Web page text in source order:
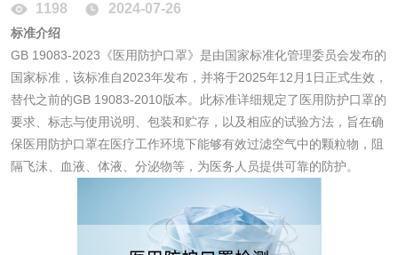
1198 2024-07-26
标准介绍
GB 19083-2023《医用防护口罩》是由国家标准化管理委员会发布的
国家标准，该标准自2023年发布，并将于2025年12月1日正式生效，
替代之前的GB 19083-2010版本。此标准详细规定了医用防护口罩的
要求、标志与使用说明、包装和贮存，以及相应的试验方法，旨在确
保医用防护口罩在医疗工作环境下能够有效过滤空气中的颗粒物，阻
隔飞沫、血液、体液、分泌物等，为医务人员提供可靠的防护。
消毒产品
成分分析配方研发 驱蚊检测
防霉检测 霉菌污染分析
消毒产品备案 防螨除螨检测
微生物检测